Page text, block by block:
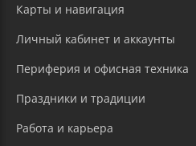
Карты и навигация
Личный кабинет и аккаунты
Периферия и офисная техника
Праздники и традиции
Работа и карьера